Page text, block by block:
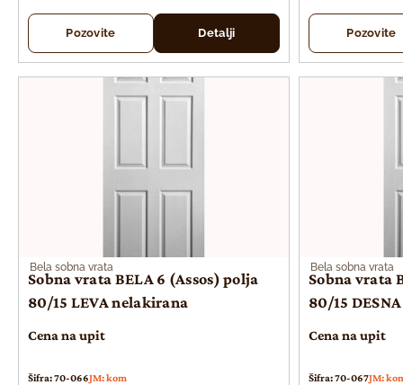
Pozovite Detalji Pozovite
Bela sobna vrata
Sobna vrata BELA 6 (Assos) polja
80/15 LEVA nelakirana
Cena na upit
Šifra: 70-066JM: kom
Bela sobna vrata
Sobna vrata
80/15
Cena na upit
Šifra: 70-067JM: